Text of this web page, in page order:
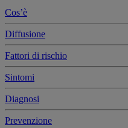
Cos’è
Diffusione
Fattori di rischio
Sintomi
Diagnosi
Prevenzione